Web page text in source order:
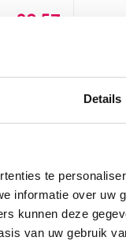
Details
te
informatie over uw
kunnen deze
van uw gebruik
20.57